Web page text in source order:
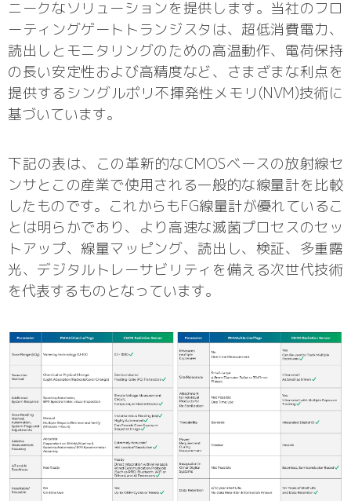
ニークなソリューションを提供します。当社のフロ
ーティングゲートトランジスタは、超低消費電力、
読出しとモニタリングのための高温動作、電荷保持
の長い安定性および高精度など、さまざまな利点を
提供するシングルポリ不揮発性メモリ(NVM)技術に
基づいています。
下記の表は、この革新的なCMOSベースの放射線セ
ンサとこの産業で使用される一般的な線量計を比較
したものです。これからもFG線量計が優れているこ
とは明らかであり、より高速な滅菌プロセスのセッ
トアップ、線量マッピング、読出し、検証、多重露
光、デジタルトレーサビリティを備える次世代技術
を代表するものとなっています。